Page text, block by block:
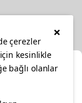
×
çerezler
için kesinlikle
bağlı olanlar